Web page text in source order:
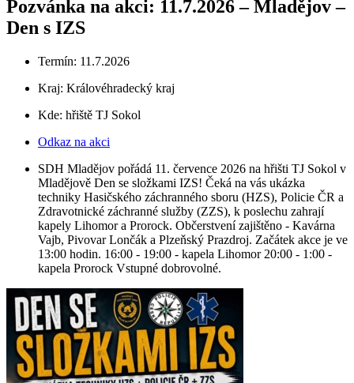
Pozvánka na akci: 11.7.2026 – Mladějov –
Den s IZS
Termín: 11.7.2026
Kraj: Královéhradecký kraj
Kde: hřiště TJ Sokol
Odkaz na akci
SDH Mladějov pořádá 11. července 2026 na hřišti TJ Sokol v
Mladějově Den se složkami IZS! Čeká na vás ukázka
techniky Hasičského záchranného sboru (HZS), Policie ČR a
Zdravotnické záchranné služby (ZZS), k poslechu zahrají
kapely Lihomor a Prorock. Občerstvení zajištěno - Kavárna
Vajb, Pivovar Lončák a Plzeňský Prazdroj. Začátek akce je ve
13:00 hodin. 16:00 - 19:00 - kapela Lihomor 20:00 - 1:00 -
kapela Prorock Vstupné dobrovolné.